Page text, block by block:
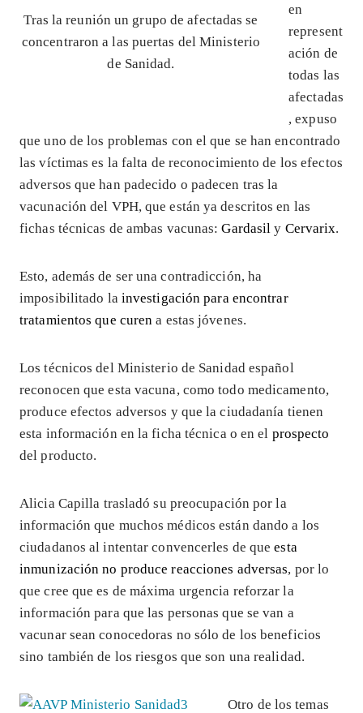
Tras la reunión un grupo de afectadas se
concentraron a las puertas del Ministerio
de Sanidad.
en
represent
ación de
todas las
afectadas
, expuso
que uno de los problemas con el que se han encontrado
las víctimas es la falta de reconocimiento de los efectos
adversos que han padecido o padecen tras la
vacunación del VPH, que están ya descritos en las
fichas técnicas de ambas vacunas:Gardasil y Cervarix.
Esto, además de ser una contradicción, ha
imposibilitado la investigación para encontrar
tratamientos que curen a estas jóvenes.
Los técnicos del Ministerio de Sanidad español
reconocen que esta vacuna, como todo medicamento,
produce efectos adversos y que la ciudadanía tienen
esta información en la ficha técnica o en el prospecto
del producto.
Alicia Capilla trasladó su preocupación por la
información que muchos médicos están dando a los
ciudadanos al intentar convencerles de queesta
inmunización no produce reacciones adversas, por lo
que cree que es de máxima urgencia reforzar la
información para que las personas que se van a
vacunar sean conocedoras no sólo de los beneficios
sino también de los riesgos que son una realidad.
Otro de los temas